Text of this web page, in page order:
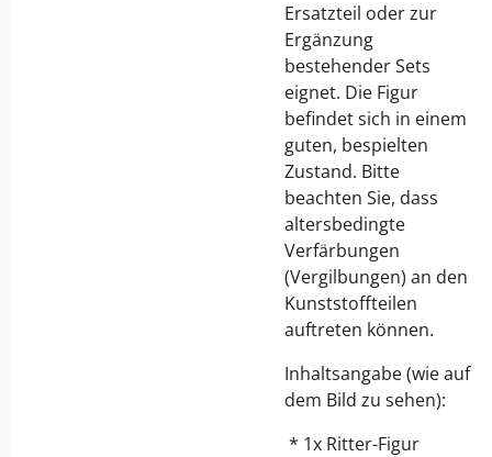
Ersatzteil oder zur
Ergänzung
bestehender Sets
eignet. Die Figur
befindet sich in einem
guten, bespielten
Zustand. Bitte
beachten Sie, dass
altersbedingte
Verfärbungen
(Vergilbungen) an den
Kunststoffteilen
auftreten können.
Inhaltsangabe (wie auf
dem Bild zu sehen):
* 1x Ritter-Figur